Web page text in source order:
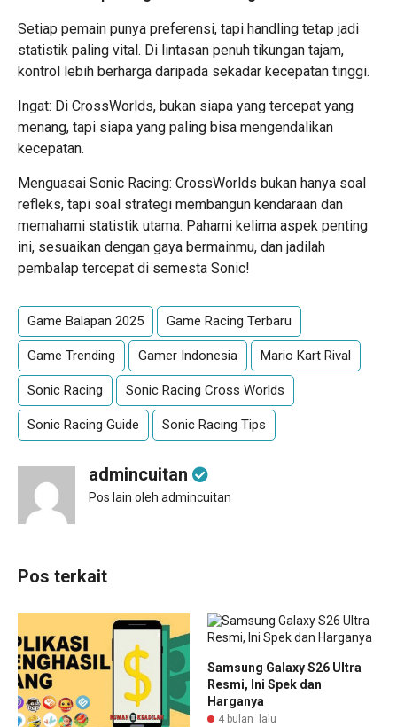
Setiap pemain punya preferensi, tapi handling tetap jadi
statistik paling vital. Di lintasan penuh tikungan tajam,
kontrol lebih berharga daripada sekadar kecepatan tinggi.
Ingat: Di CrossWorlds, bukan siapa yang tercepat yang
menang, tapi siapa yang paling bisa mengendalikan
kecepatan.
Menguasai Sonic Racing: CrossWorlds bukan hanya soal
refleks, tapi soal strategi membangun kendaraan dan
memahami statistik utama. Pahami kelima aspek penting
ini, sesuaikan dengan gaya bermainmu, dan jadilah
pembalap tercepat di semesta Sonic!
Game Balapan 2025 Game Racing Terbaru
Game Trending Gamer Indonesia Mario Kart Rival
Sonic Racing Sonic Racing Cross Worlds
Sonic Racing Guide Sonic Racing Tips
admincuitan
Pos lain oleh admincuitan
Pos terkait
Samsung Galaxy S26 Ultra
Resmi, Ini Spek dan
Harganya
4 bulan lalu